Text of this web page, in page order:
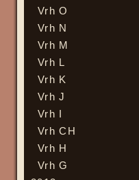
Vrh O
Vrh N
Vrh M
Vrh L
Vrh K
Vrh J
Vrh I
Vrh CH
Vrh H
Vrh G